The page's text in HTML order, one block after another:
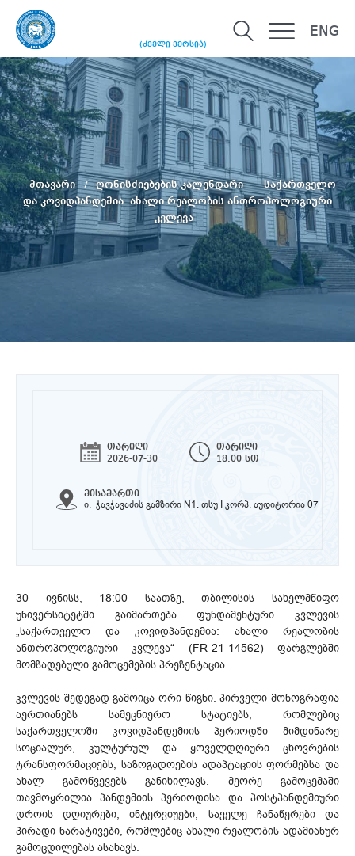
(ძველი ვერსია)
ENG
მთავარი ღონისძიებების კალენდარი
საქართველო
და კოვიდპანდემია: ახალი რეალობის ანთროპოლოგიური
კვლევა
თარიღი
2026-07-30
თარიღი
18:00 სთ
მისამართი
ი. ჭავჭავაძის გამზირი N1. თსუ I კორპ. აუდიტორია 07
30 ივნისს, 18:00 საათზე, თბილისის სახელმწიფო
უნივერსიტეტში გაიმართება ფუნდამენტური კვლევის
„საქართველო და კოვიდპანდემია: ახალი რეალობის
ანთროპოლოგიური კვლევა“ (FR-21-14562) ფარგლებში
მომზადებული გამოცემების პრეზენტაცია.
კვლევის შედეგად გამოიცა ორი წიგნი. პირველი მონოგრაფია
აერთიანებს სამეცნიერო სტატიებს, რომლებიც
საქართველოში კოვიდპანდემიის პერიოდში მიმდინარე
სოციალურ, კულტურულ და ყოველდღიური ცხოვრების
ტრანსფორმაციებს, საზოგადოების ადაპტაციის ფორმებსა და
ახალ გამოწვევებს განიხილავს. მეორე გამოცემაში
თავმოყრილია პანდემიის პერიოდისა და პოსტპანდემიური
დროის დღიურები, ინტერვიუები, საველე ჩანაწერები და
პირადი ნარატივები, რომლებიც ახალი რეალობის ადამიანურ
გამოცდილებას ასახავს.